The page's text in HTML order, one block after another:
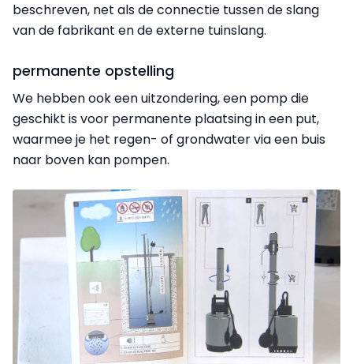
beschreven, net als de connectie tussen de slang
van de fabrikant en de externe tuinslang.
permanente opstelling
We hebben ook een uitzondering, een pomp die
geschikt is voor permanente plaatsing in een put,
waarmee je het regen- of grondwater via een buis
naar boven kan pompen.